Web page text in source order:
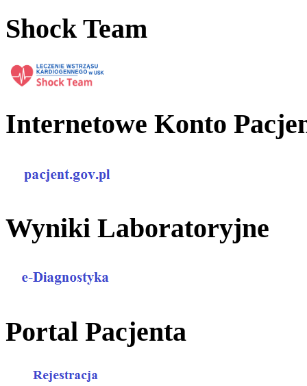
Shock Team
Internetowe Konto
Wyniki Laboratoryjne
Portal Pacjenta